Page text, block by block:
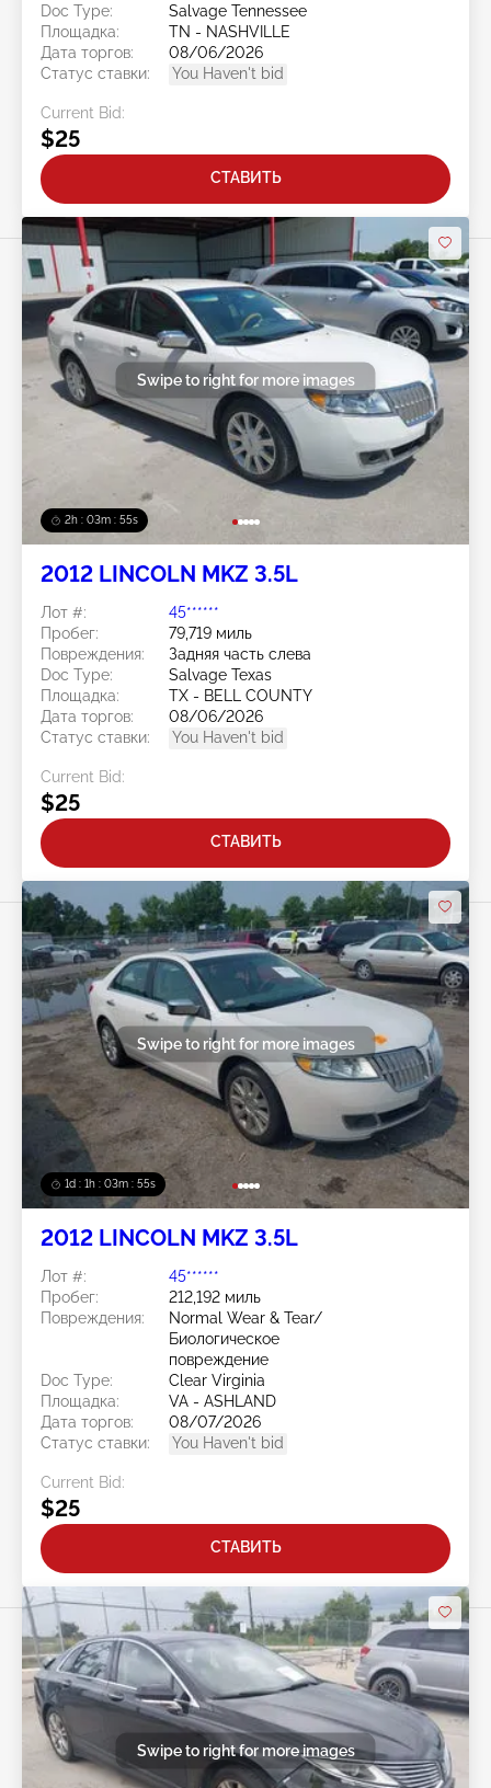
Doc Type:
Salvage Tennessee
Площадка:
TN - NASHVILLE
Дата торгов:
08/06/2026
Статус ставки:
You Haven't bid
Current Bid:
$25
СТАВИТЬ
2h : 03m : 52s
Swipe to right for more images
2012 LINCOLN MKZ 3.5L
Лот #:
45******
Пробег:
79,719 миль
Повреждения:
Задняя часть слева
Doc Type:
Salvage Texas
Площадка:
TX - BELL COUNTY
Дата торгов:
08/06/2026
Статус ставки:
You Haven't bid
Current Bid:
$25
СТАВИТЬ
1d : 1h : 03m : 52s
Swipe to right for more images
2012 LINCOLN MKZ 3.5L
Лот #:
45******
Пробег:
212,192 миль
Повреждения:
Normal Wear & Tear/
Биологическое
повреждение
Doc Type:
Clear Virginia
Площадка:
VA - ASHLAND
Дата торгов:
08/07/2026
Статус ставки:
You Haven't bid
Current Bid:
$25
СТАВИТЬ
Swipe to right for more images